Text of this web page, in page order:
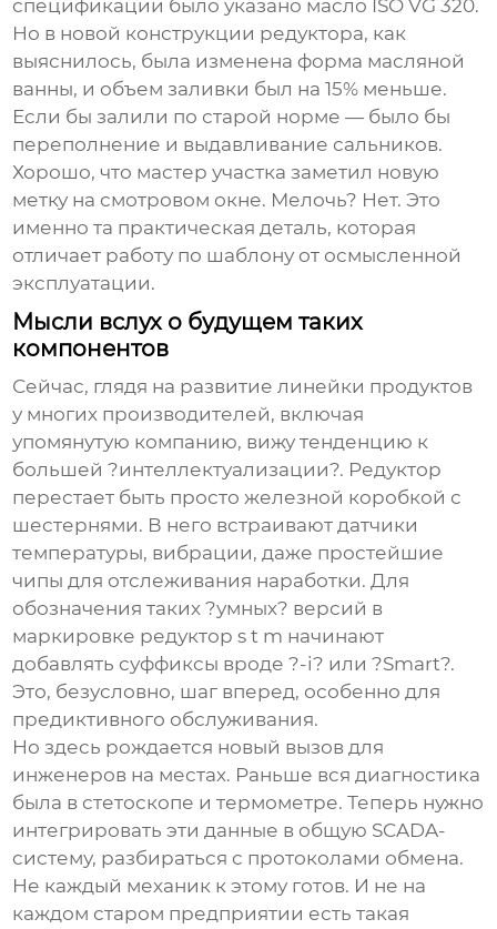
спецификации было указано масло ISO VG 320.
Но в новой конструкции редуктора, как
выяснилось, была изменена форма масляной
ванны, и объем заливки был на 15% меньше.
Если бы залили по старой норме — было бы
переполнение и выдавливание сальников.
Хорошо, что мастер участка заметил новую
метку на смотровом окне. Мелочь? Нет. Это
именно та практическая деталь, которая
отличает работу по шаблону от осмысленной
эксплуатации.
Мысли вслух о будущем таких
компонентов
Сейчас, глядя на развитие линейки продуктов
у многих производителей, включая
упомянутую компанию, вижу тенденцию к
большей ?интеллектуализации?. Редуктор
перестает быть просто железной коробкой с
шестернями. В него встраивают датчики
температуры, вибрации, даже простейшие
чипы для отслеживания наработки. Для
обозначения таких ?умных? версий в
маркировке редуктор s t m начинают
добавлять суффиксы вроде ?-i? или ?Smart?.
Это, безусловно, шаг вперед, особенно для
предиктивного обслуживания.
Но здесь рождается новый вызов для
инженеров на местах. Раньше вся диагностика
была в стетоскопе и термометре. Теперь нужно
интегрировать эти данные в общую SCADA-
систему, разбираться с протоколами обмена.
Не каждый механик к этому готов. И не на
каждом старом предприятии есть такая